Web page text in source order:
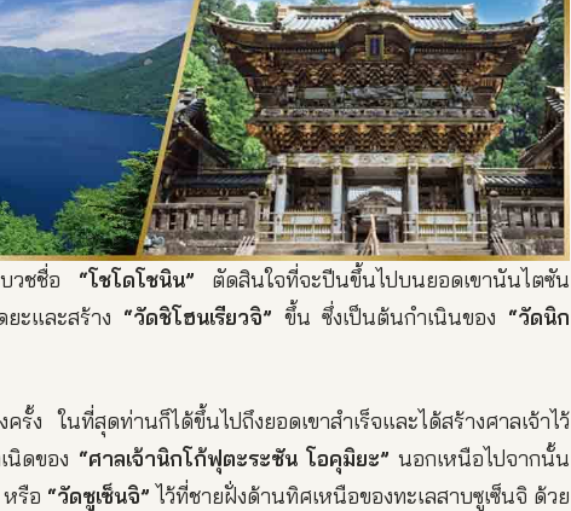
วชชื่อ “โชโดโชนิน” ตัดสินใจที่จะปีนขึ้นไปบนยอดเขานันไตซัน
ะและสร้าง “วัดชิโฮนเรียวจิ” ขึ้น ซึ่งเป็นต้นกำเนินของ “วัดนิก
รั้ง ในที่สุดท่านก็ได้ขึ้นไปถึงยอดเขาสำเร็จและได้สร้างศาลเจ้าไว้
นิดของ “ศาลเจ้านิกโก้ฟุตะระซัน โอคุมิยะ” นอกเหนือไปจากนั้น
หรือ “วัดซูเซ็นจิ” ไว้ที่ชายฝั่งด้านทิศเหนือของทะเลสาบซูเซ็นจิ ด้วย